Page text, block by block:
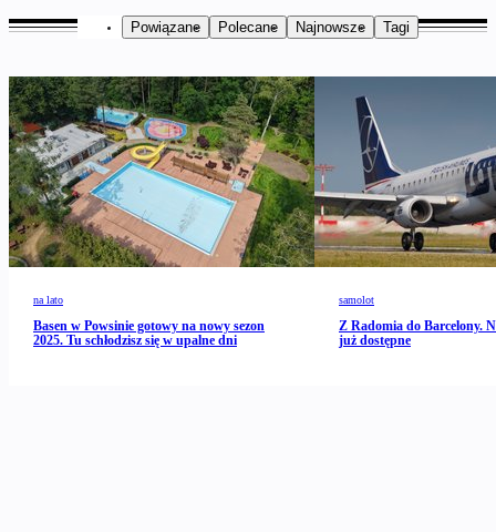
Powiązane Polecane Najnowsze Tagi
na lato
Basen w Powsinie gotowy na nowy sezon
2025. Tu schłodzisz się w upalne dni
samolot
Z Radomia do Barcelony.
już dostępne